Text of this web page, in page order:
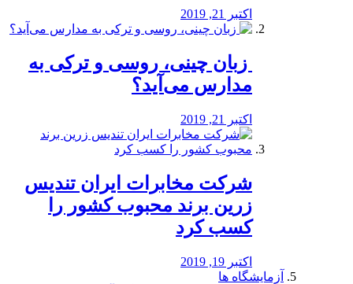
اکتبر 21, 2019
️ زبان چینی، روسی و ترکی به
مدارس می‌آید؟
اکتبر 21, 2019
شرکت مخابرات ایران تندیس
زرین برند محبوب کشور را
کسب کرد
اکتبر 19, 2019
آزمایشگاه ها